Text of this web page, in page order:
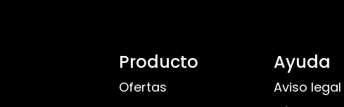
Producto
Ofertas
Ayuda
Aviso legal